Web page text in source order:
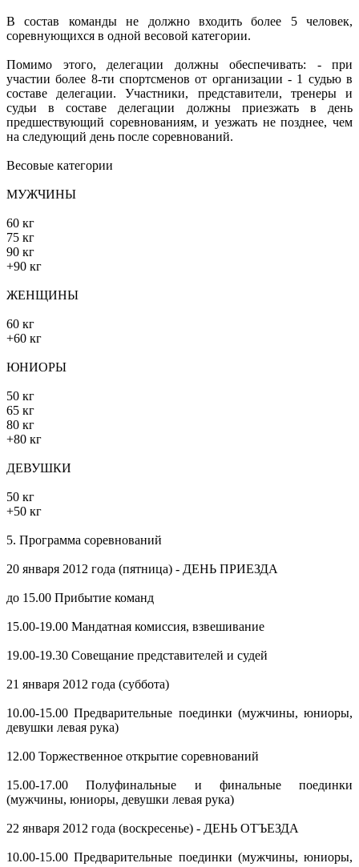
В состав команды не должно входить более 5 человек,
соревнующихся в одной весовой категории.
Помимо этого, делегации должны обеспечивать: - при
участии более 8-ти спортсменов от организации - 1 судью в
составе делегации. Участники, представители, тренеры и
судьи в составе делегации должны приезжать в день
предшествующий соревнованиям, и уезжать не позднее, чем
на следующий день после соревнований.
Весовые категории
МУЖЧИНЫ
60 кг
75 кг
90 кг
+90 кг
ЖЕНЩИНЫ
60 кг
+60 кг
ЮНИОРЫ
50 кг
65 кг
80 кг
+80 кг
ДЕВУШКИ
50 кг
+50 кг
5. Программа соревнований
20 января 2012 года (пятница) - ДЕНЬ ПРИЕЗДА
до 15.00 Прибытие команд
15.00-19.00 Мандатная комиссия, взвешивание
19.00-19.30 Совещание представителей и судей
21 января 2012 года (суббота)
10.00-15.00 Предварительные поединки (мужчины, юниоры,
девушки левая рука)
12.00 Торжественное открытие соревнований
15.00-17.00 Полуфинальные и финальные поединки
(мужчины, юниоры, девушки левая рука)
22 января 2012 года (воскресенье) - ДЕНЬ ОТЪЕЗДА
10.00-15.00 Предварительные поединки (мужчины, юниоры,